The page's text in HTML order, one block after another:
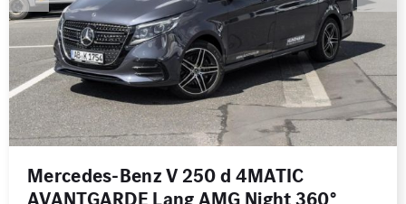
Mercedes-Benz V 250 d 4MATIC